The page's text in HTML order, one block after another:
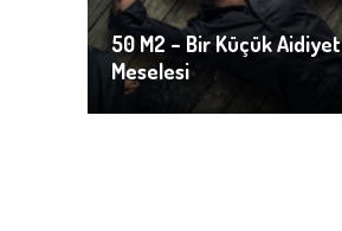
50 M2 – Bir Küçük Aidiyet
Meselesi